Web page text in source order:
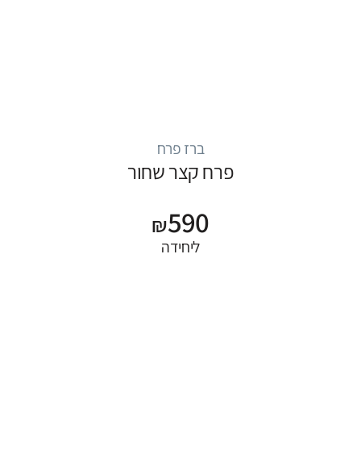
ברז פרח
פרח קצר שחור
₪590
ליחידה